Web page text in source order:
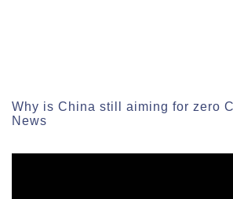
Why is China still aiming for zero
News